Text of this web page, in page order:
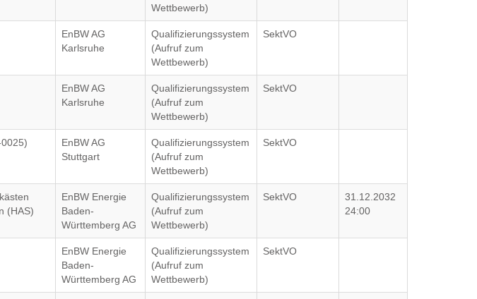
Wettbewerb)
EnBW AG
Karlsruhe
Qualifizierungssystem
(Aufruf zum
Wettbewerb)
SektVO
EnBW AG
Karlsruhe
Qualifizierungssystem
(Aufruf zum
Wettbewerb)
SektVO
EnBW AG
Stuttgart
Qualifizierungssystem
(Aufruf zum
Wettbewerb)
SektVO
(HAS)
EnBW Energie
Baden-
Württemberg AG
Qualifizierungssystem
(Aufruf zum
Wettbewerb)
SektVO
31.12.2032
24:00
EnBW Energie
Baden-
Württemberg AG
Qualifizierungssystem
(Aufruf zum
Wettbewerb)
SektVO